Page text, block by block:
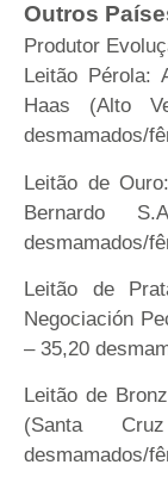
Outros
Produtor
Leitão Pérola:
Haas (Alto
desmamados/
Leitão de
Bernardo
desmamados/
Leitão de
Negociación
– 35,20
Leitão de
(Santa
desmamados/